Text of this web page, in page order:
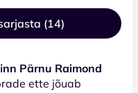
(14)
Pärnu Raimond
ette jõuab